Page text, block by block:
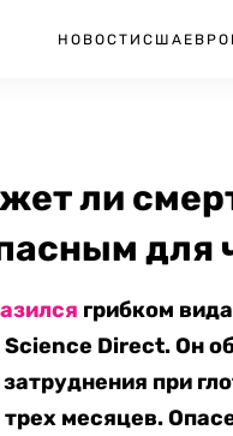
НОВОСТИ США
ли
для
грибком
Direct. Он
при
месяцев.